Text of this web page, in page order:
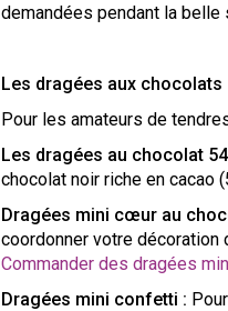
demandées pendant la belle
Les dragées aux chocolats
Pour les amateurs de
Les dragées au chocolat
chocolat noir riche en cacao
Dragées mini cœur au
coordonner votre
Commander des dragées
Dragées mini confetti :